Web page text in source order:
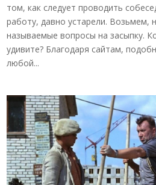
том, как следует проводить
работу, давно устарели. Возьмем,
называемые вопросы на засыпку.
удивите? Благодаря сайтам,
любой...